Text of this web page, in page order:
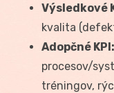
Výsledkové
kvalita
Adopčné KPI:
procesov/
tréningov,